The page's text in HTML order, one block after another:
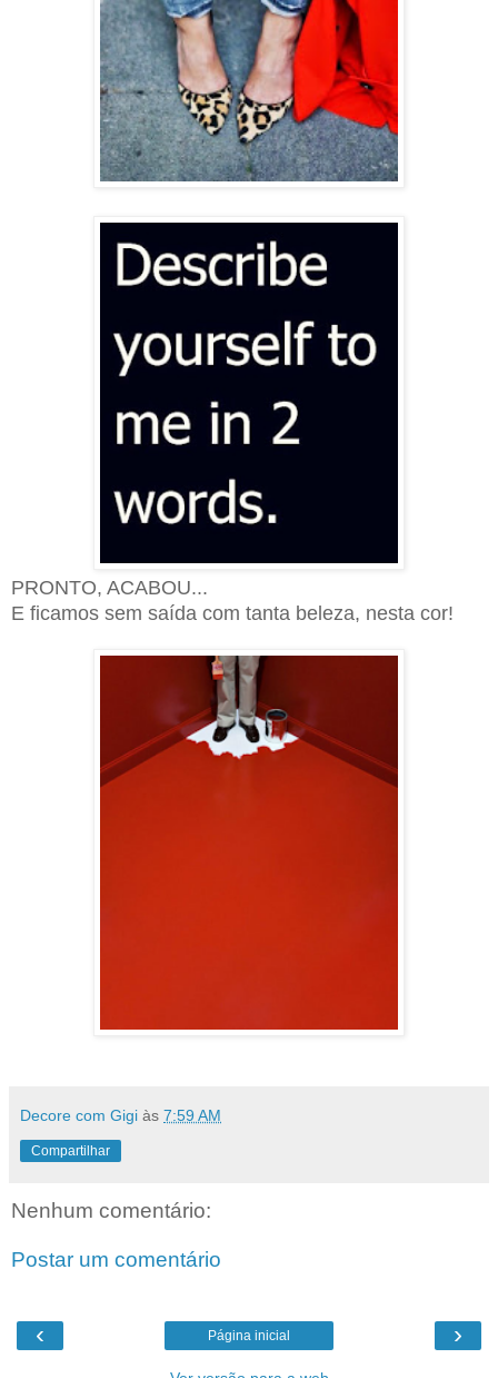
PRONTO, ACABOU...
E ficamos sem saída com tanta beleza, nesta cor!
Decore com Gigi às 7:59 AM
Compartilhar
Nenhum comentário:
Postar um comentário
‹ ›
Página inicial